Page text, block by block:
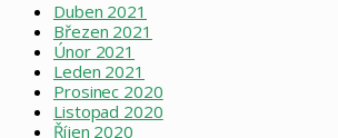
Duben 2021
Březen 2021
Únor 2021
Leden 2021
Prosinec 2020
Listopad 2020
Říjen 2020